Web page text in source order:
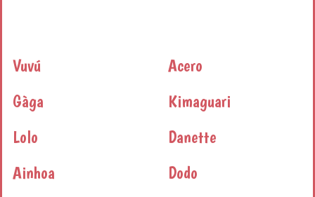
Vuvú
Acero
Gàga
Kimaguari
Lolo
Danette
Ainhoa
Dodo